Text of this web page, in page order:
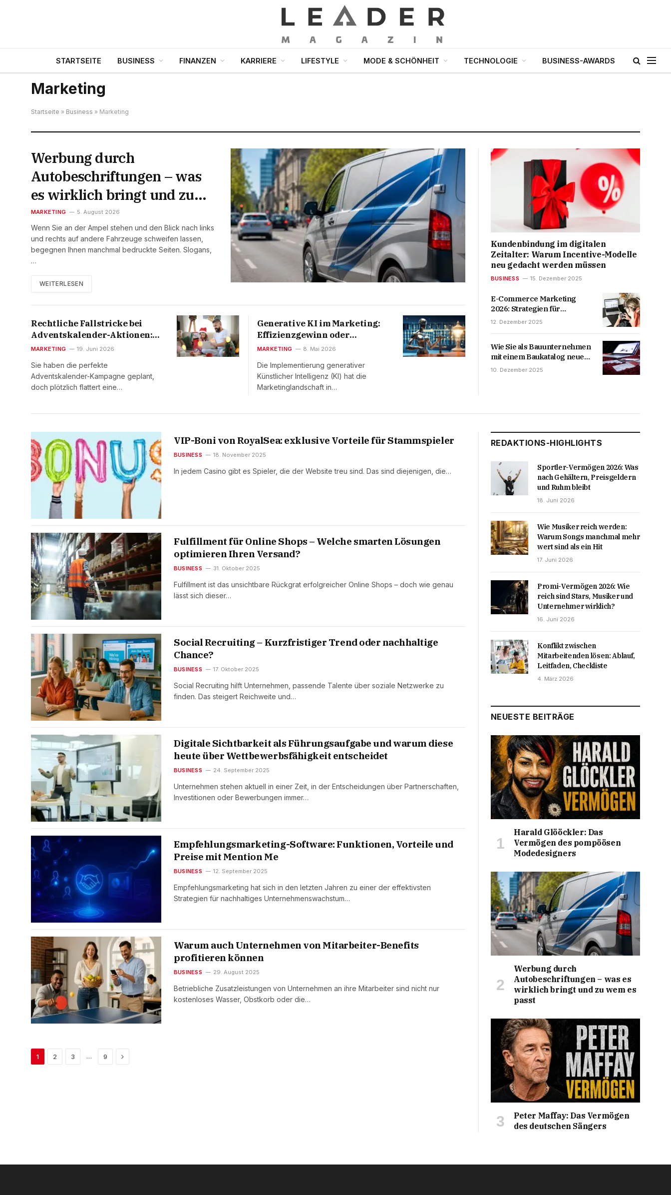
STARTSEITE BUSINESS FINANZEN KARRIERE LIFESTYLE MODE & SCHÖNHEIT TECHNOLOGIE BUSINESS-AWARDS
Marketing
Startseite » Business » Marketing
Werbung durch
Autobeschriftungen – was
es wirklich bringt und zu
wem es passt
MARKETING 5. August 2026
Wenn Sie an der Ampel stehen und den Blick nach links
und rechts auf andere Fahrzeuge schweifen lassen,
begegnen Ihnen manchmal bedruckte Seiten. Slogans,
…
WEITERLESEN
Rechtliche Fallstricke bei
Adventskalender-Aktionen:
Datenschutz, Gewinnspiele
MARKETING 19. Juni 2026
Sie haben die perfekte
Adventskalender-Kampagne geplant,
doch plötzlich flattert eine…
Generative KI im Marketing:
Effizienzgewinn oder
rechtliches Risiko?
MARKETING 8. Mai 2026
Die Implementierung generativer
Künstlicher Intelligenz (KI) hat die
Marketinglandschaft in…
Kundenbindung im digitalen
Zeitalter: Warum Incentive-Modelle
neu gedacht werden müssen
BUSINESS 15. Dezember 2025
E-Commerce Marketing
2026: Strategien für
nachhaltiges Wachstum im
12. Dezember 2025
Wie Sie als Bauunternehmen
mit einem Baukatalog neue
Kunden gewinnen
10. Dezember 2025
VIP-Boni von RoyalSea: exklusive Vorteile für Stammspieler
BUSINESS 18. November 2025
In jedem Casino gibt es Spieler, die der Website treu sind. Das sind diejenigen, die…
Fulfillment für Online Shops – Welche smarten Lösungen
optimieren Ihren Versand?
BUSINESS 31. Oktober 2025
Fulfillment ist das unsichtbare Rückgrat erfolgreicher Online Shops – doch wie genau
lässt sich dieser…
Social Recruiting – Kurzfristiger Trend oder nachhaltige
Chance?
BUSINESS 17. Oktober 2025
Social Recruiting hilft Unternehmen, passende Talente über soziale Netzwerke zu
finden. Das steigert Reichweite und…
Digitale Sichtbarkeit als Führungsaufgabe und warum diese
heute über Wettbewerbsfähigkeit entscheidet
BUSINESS 24. September 2025
Unternehmen stehen aktuell in einer Zeit, in der Entscheidungen über Partnerschaften,
Investitionen oder Bewerbungen immer…
Empfehlungsmarketing-Software: Funktionen, Vorteile und
Preise mit Mention Me
BUSINESS 12. September 2025
Empfehlungsmarketing hat sich in den letzten Jahren zu einer der effektivsten
Strategien für nachhaltiges Unternehmenswachstum…
Warum auch Unternehmen von Mitarbeiter-Benefits
profitieren können
BUSINESS 29. August 2025
Betriebliche Zusatzleistungen von Unternehmen an ihre Mitarbeiter sind nicht nur
kostenloses Wasser, Obstkorb oder die…
1 2 3 … 9 Next
REDAKTIONS-HIGHLIGHTS
Sportler-Vermögen 2026: Was
nach Gehältern, Preisgeldern
und Ruhm bleibt
18. Juni 2026
Wie Musiker reich werden:
Warum Songs manchmal mehr
wert sind als ein Hit
17. Juni 2026
Promi-Vermögen 2026: Wie
reich sind Stars, Musiker und
Unternehmer wirklich?
16. Juni 2026
Konflikt zwischen
Mitarbeitenden lösen: Ablauf,
Leitfaden, Checkliste
4. März 2026
NEUESTE BEITRÄGE
Harald Glööckler: Das
Vermögen des pompöösen
Modedesigners
Werbung durch
Autobeschriftungen – was es
wirklich bringt und zu wem es
passt
Peter Maffay: Das Vermögen
des deutschen Sängers